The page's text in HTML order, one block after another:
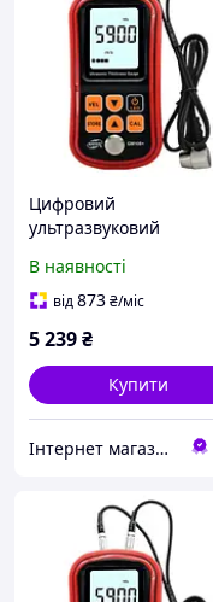
Цифровий
ультразвуковий
BENETECH GM100X
В наявності
від873₴/міс
5 239₴
Купити
Інтернет магазин SHOP TOOLS